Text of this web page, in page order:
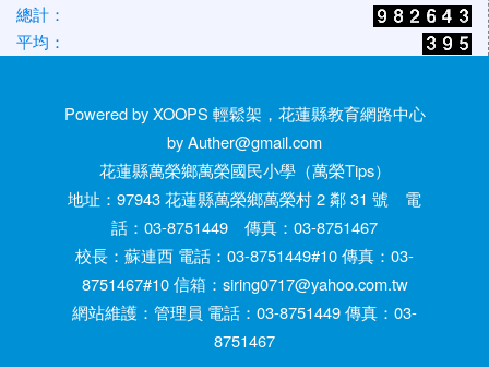
總計：
平均：
Powered by XOOPS 輕鬆架，花蓮縣教育網路中心
by Auther@gmail.com
花蓮縣萬榮鄉萬榮國民小學（萬榮Tips）
地址：97943 花蓮縣萬榮鄉萬榮村 2 鄰 31 號 電
話：03-8751449 傳真：03-8751467
校長：蘇連西 電話：03-8751449#10 傳真：03-
8751467#10 信箱：siring0717@yahoo.com.tw
網站維護：管理員 電話：03-8751449 傳真：03-
8751467